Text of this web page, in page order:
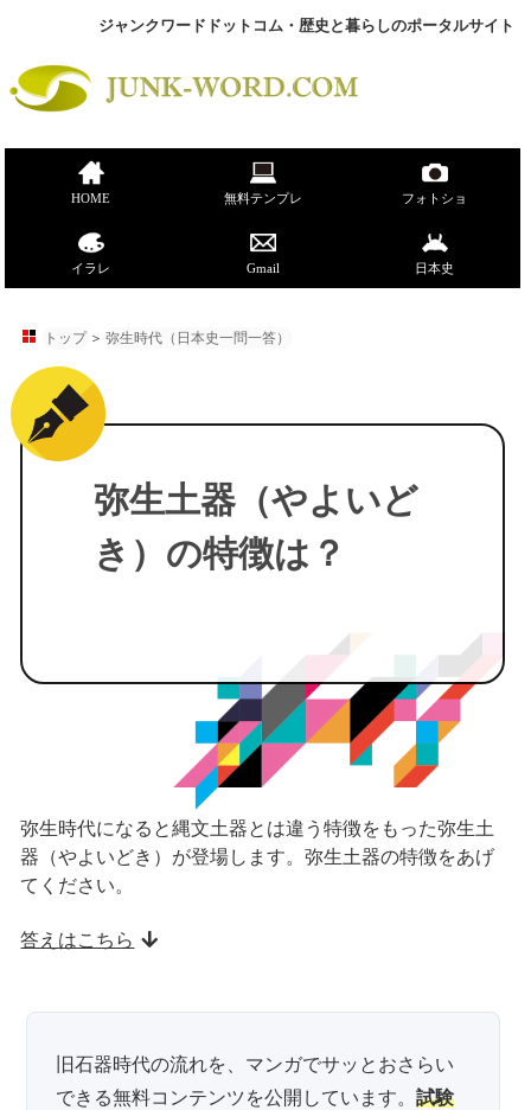
ジャンクワードドットコム・歴史と暮らしのポータルサイト
HOME 無料テンプレ フォトショ
イラレ Gmail 日本史
トップ ＞ 弥生時代（日本史一問一答）
弥生土器（やよいど
き）の特徴は？
弥生時代になると縄文土器とは違う特徴をもった弥生土
器（やよいどき）が登場します。弥生土器の特徴をあげ
てください。
答えはこちら
旧石器時代の流れを、マンガでサッとおさらい
できる無料コンテンツを公開しています。 試験